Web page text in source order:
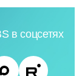
в соцсетях